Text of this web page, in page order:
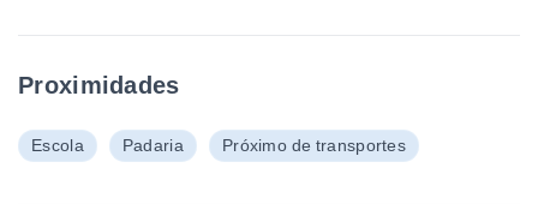
Proximidades
Escola Padaria Próximo de transportes